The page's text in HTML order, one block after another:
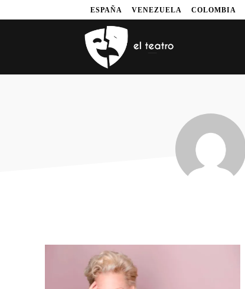
ESPAÑA VENEZUELA COLOMBIA